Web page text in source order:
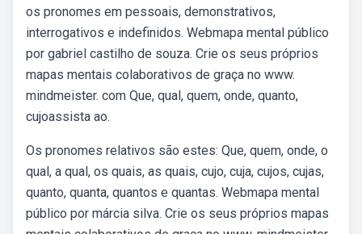
os pronomes em pessoais, demonstrativos,
interrogativos e indefinidos. Webmapa mental público
por gabriel castilho de souza. Crie os seus próprios
mapas mentais colaborativos de graça no www.
mindmeister. com Que, qual, quem, onde, quanto,
cujoassista ao.
Os pronomes relativos são estes: Que, quem, onde, o
qual, a qual, os quais, as quais, cujo, cuja, cujos, cujas,
quanto, quanta, quantos e quantas. Webmapa mental
público por márcia silva. Crie os seus próprios mapas